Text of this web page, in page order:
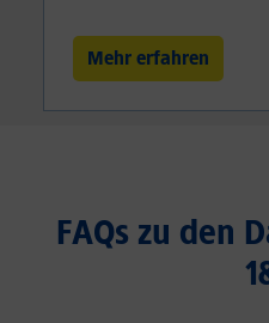
Mehr erfahren
FAQs zu den